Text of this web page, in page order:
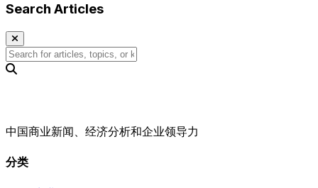
Search Articles
中国商业新闻、经济分析和企业领导力
分类